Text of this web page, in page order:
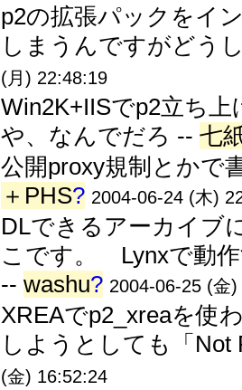
p2の拡張パックをイ
しまうんですがどう
(月) 22:48:19
Win2K+IISでp2立ち
や、なんでだろ --七
公開proxy規制とかで
＋PHS? 2004-06-24 (木)
DLできるアーカイブ
こです。 Lynxで動
--washu? 2004-06-25 (金
XREAでp2_xreaを使
しようとしても「
(金) 16:52:24